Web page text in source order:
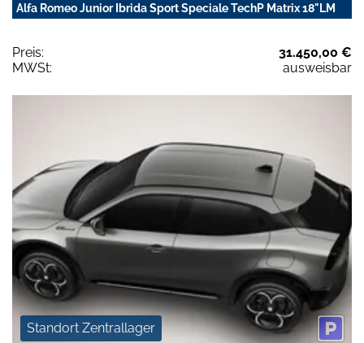
Alfa Romeo Junior Ibrida Sport Speciale TechP Matrix 18"LM
Preis:
31.450,00 €
MWSt:
ausweisbar
Standort Zentrallager